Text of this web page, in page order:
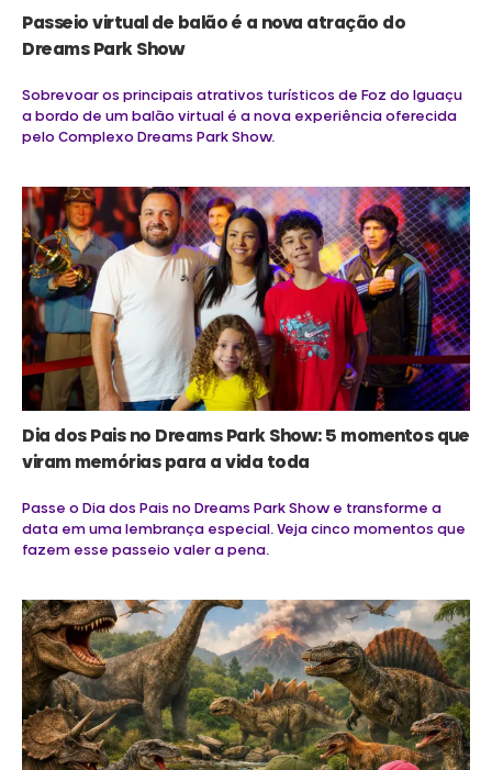
Passeio virtual de balão é a nova atração do
Dreams Park Show
Sobrevoar os principais atrativos turísticos de Foz do Iguaçu
a bordo de um balão virtual é a nova experiência oferecida
pelo Complexo Dreams Park Show.
Dia dos Pais no Dreams Park Show: 5 momentos que
viram memórias para a vida toda
Passe o Dia dos Pais no Dreams Park Show e transforme a
data em uma lembrança especial. Veja cinco momentos que
fazem esse passeio valer a pena.